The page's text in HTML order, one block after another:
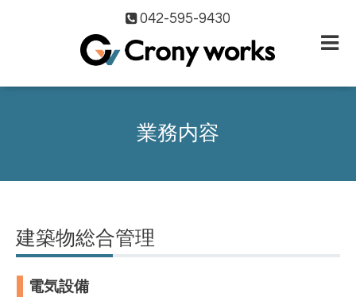
042-595-9430
業務内容
建築物総合管理
電気設備